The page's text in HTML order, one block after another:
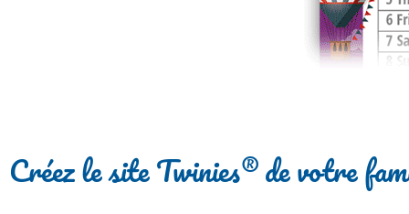
Créez le site Twinies® de votre